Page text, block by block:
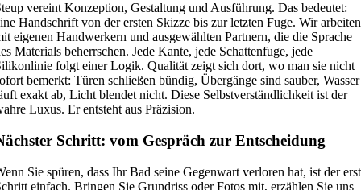
vereint Konzeption, Gestaltung und Ausführung. Das bedeutet:
Handschrift von der ersten Skizze bis zur letzten Fuge. Wir arbeiten
eigenen Handwerkern und ausgewählten Partnern, die die Sprache
Materials beherrschen. Jede Kante, jede Schattenfuge, jede
folgt einer Logik. Qualität zeigt sich dort, wo man sie nicht
bemerkt: Türen schließen bündig, Übergänge sind sauber, Wasser
exakt ab, Licht blendet nicht. Diese Selbstverständlichkeit ist der
Luxus. Er entsteht aus Präzision.
Schritt: vom Gespräch zur Entscheidung
Sie spüren, dass Ihr Bad seine Gegenwart verloren hat, ist der
einfach. Bringen Sie Grundriss oder Fotos mit, erzählen Sie uns